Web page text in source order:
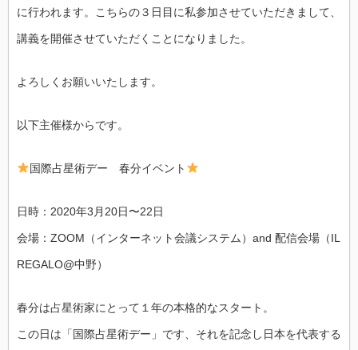
に行われます。こちらの３日目に私参加させていただきまして、
講義を開催させていただくことになりました。
よろしくお願いいたします。
以下主催様からです。
国際占星術デー 春分イベント
日時：2020年3月20日〜22日
会場：ZOOM（インターネット会議システム）and 配信会場（IL
REGALO@中野）
春分は占星術家にとって１年の本格的なスタート。
この日は「国際占星術デー」です、それを記念し日本を代表する